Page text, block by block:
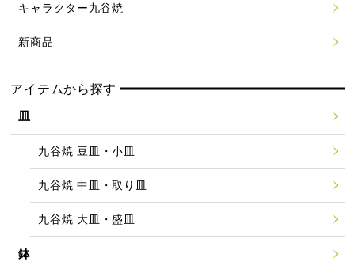
キャラクター九谷焼
新商品
アイテムから探す
皿
九谷焼 豆皿・小皿
九谷焼 中皿・取り皿
九谷焼 大皿・盛皿
鉢